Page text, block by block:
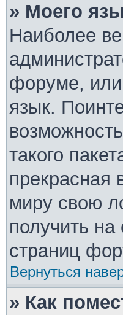
» Моего
Наиболее
форуме,
язык.
такого
прекрасная
миру свою
получить
страниц
Вернуться
» Как